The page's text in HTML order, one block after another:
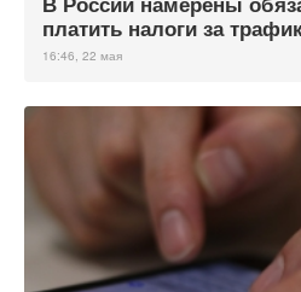
платить налоги за
16:46, 22 мая